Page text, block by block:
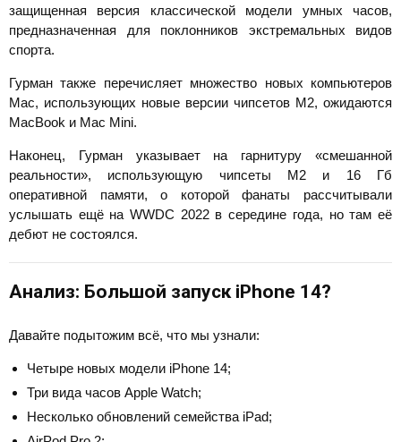
защищенная версия классической модели умных часов,
предназначенная для поклонников экстремальных видов
спорта.
Гурман также перечисляет множество новых компьютеров
Mac, использующих новые версии чипсетов M2, ожидаются
MacBook и Mac Mini.
Наконец, Гурман указывает на гарнитуру «смешанной
реальности», использующую чипсеты M2 и 16 Гб
оперативной памяти, о которой фанаты рассчитывали
услышать ещё на WWDC 2022 в середине года, но там её
дебют не состоялся.
Анализ: Большой запуск iPhone 14?
Давайте подытожим всё, что мы узнали:
Четыре новых модели iPhone 14;
Три вида часов Apple Watch;
Несколько обновлений семейства iPad;